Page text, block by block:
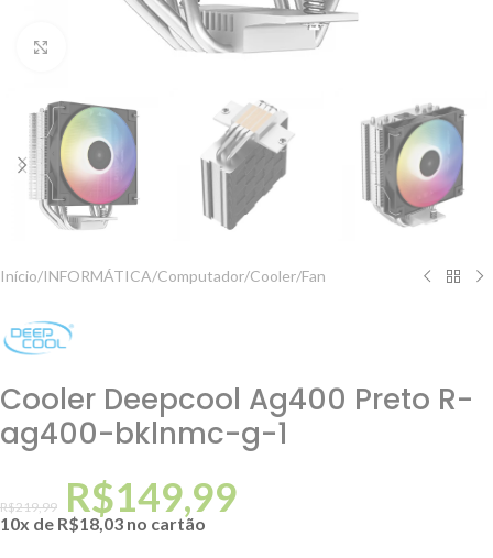
Clique para ampliar
Início/INFORMÁTICA/Computador/Cooler/Fan
Cooler Deepcool Ag400 Preto R-
ag400-bklnmc-g-1
R$219,99 R$149,99
10x de R$18,03 no cartão